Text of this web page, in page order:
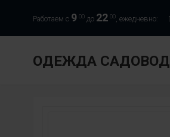
Работаем с 9 00 до 22 00, ежедневно:
ОДЕЖДА САДОВОД